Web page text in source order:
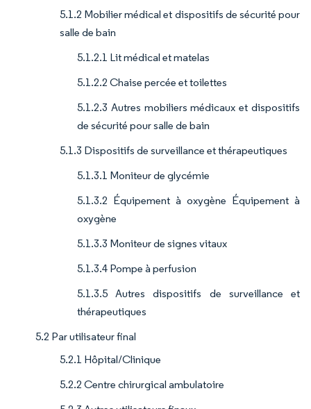
5.1.2 Mobilier médical et dispositifs de sécurité pour
salle de bain
5.1.2.1 Lit médical et matelas
5.1.2.2 Chaise percée et toilettes
5.1.2.3 Autres mobiliers médicaux et dispositifs
de sécurité pour salle de bain
5.1.3 Dispositifs de surveillance et thérapeutiques
5.1.3.1 Moniteur de glycémie
5.1.3.2 Équipement à oxygène Équipement à
oxygène
5.1.3.3 Moniteur de signes vitaux
5.1.3.4 Pompe à perfusion
5.1.3.5 Autres dispositifs de surveillance et
thérapeutiques
5.2 Par utilisateur final
5.2.1 Hôpital/Clinique
5.2.2 Centre chirurgical ambulatoire